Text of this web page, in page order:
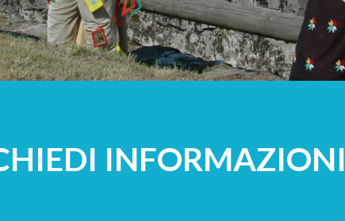
ADULTI
INFORMAZIONI